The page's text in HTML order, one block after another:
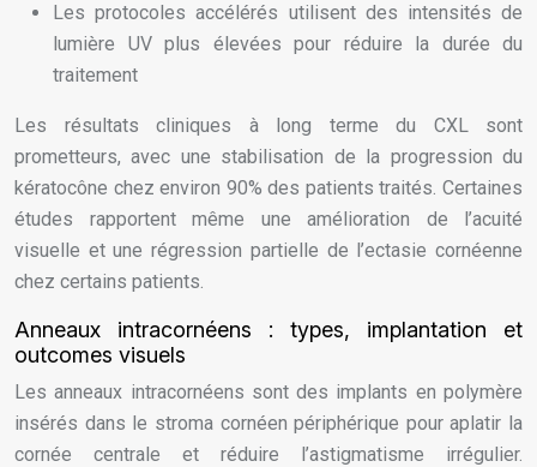
Les protocoles accélérés utilisent des intensités de
lumière UV plus élevées pour réduire la durée du
traitement
Les résultats cliniques à long terme du CXL sont
prometteurs, avec une stabilisation de la progression du
kératocône chez environ 90% des patients traités. Certaines
études rapportent même une amélioration de l’acuité
visuelle et une régression partielle de l’ectasie cornéenne
chez certains patients.
Anneaux intracornéens : types, implantation et
outcomes visuels
Les anneaux intracornéens sont des implants en polymère
insérés dans le stroma cornéen périphérique pour aplatir la
cornée centrale et réduire l’astigmatisme irrégulier.